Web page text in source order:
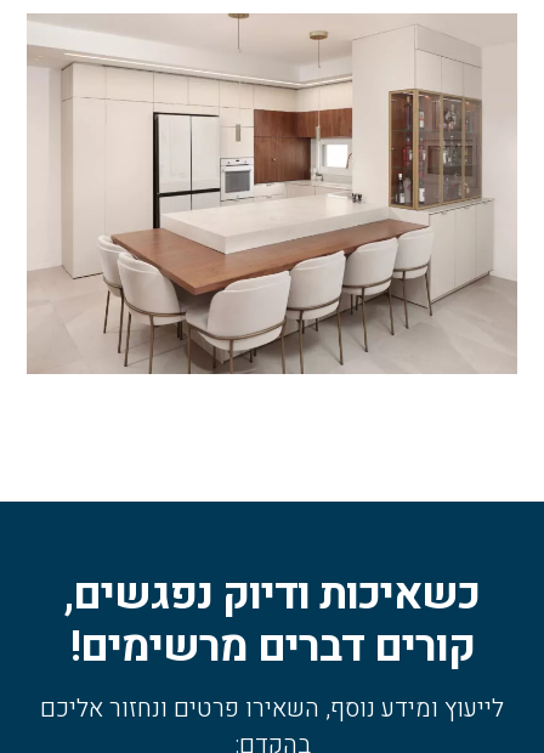
כשאיכות ודיוק נפגשים,
קורים דברים מרשימים!
לייעוץ ומידע נוסף, השאירו פרטים ונחזור אליכם
בהקדם: